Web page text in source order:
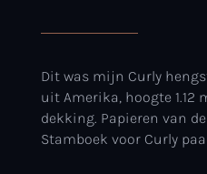
Dit was mijn Curly
uit Amerika, hoogte 1.12
dekking. Papieren van
Stamboek voor Curly